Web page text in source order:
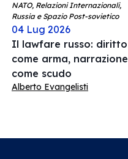
NATO, Relazioni Internazionali,
Russia e Spazio Post-sovietico
04 Lug 2026
Il lawfare russo: diritto
come arma, narrazione
come scudo
Alberto Evangelisti